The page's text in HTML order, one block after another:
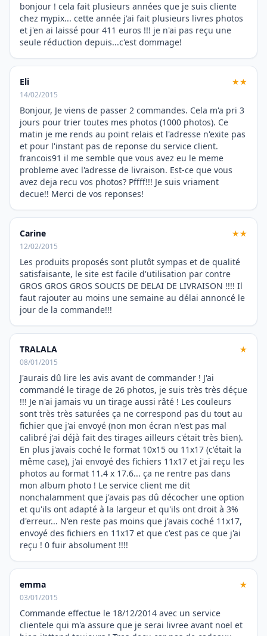
bonjour ! cela fait plusieurs années que je suis cliente
chez mypix... cette année j'ai fait plusieurs livres photos
et j'en ai laissé pour 411 euros !!! je n'ai pas reçu une
seule réduction depuis...c'est dommage!
Eli ★★
14/02/2015
Bonjour, Je viens de passer 2 commandes. Cela m'a pri 3
jours pour trier toutes mes photos (1000 photos). Ce
matin je me rends au point relais et l'adresse n'exite pas
et pour l'instant pas de reponse du service client.
francois91 il me semble que vous avez eu le meme
probleme avec l'adresse de livraison. Est-ce que vous
avez deja recu vos photos? Pffff!!! Je suis vriament
decue!! Merci de vos reponses!
Carine ★★
12/02/2015
Les produits proposés sont plutôt sympas et de qualité
satisfaisante, le site est facile d'utilisation par contre
GROS GROS GROS SOUCIS DE DELAI DE LIVRAISON !!!! Il
faut rajouter au moins une semaine au délai annoncé le
jour de la commande!!!
TRALALA ★
08/01/2015
J'aurais dû lire les avis avant de commander ! J'ai
commandé le tirage de 26 photos, je suis très très déçue
!!! Je n'ai jamais vu un tirage aussi râté ! Les couleurs
sont très très saturées ça ne correspond pas du tout au
fichier que j'ai envoyé (non mon écran n'est pas mal
calibré j'ai déjà fait des tirages ailleurs c'était très bien).
En plus j'avais coché le format 10x15 ou 11x17 (c'était la
même case), j'ai envoyé des fichiers 11x17 et j'ai reçu les
photos au format 11.4 x 17.6... ça ne rentre pas dans
mon album photo ! Le service client me dit
nonchalamment que j'avais pas dû décocher une option
et qu'ils ont adapté à la largeur et qu'ils ont droit à 3%
d'erreur... N'en reste pas moins que j'avais coché 11x17,
envoyé des fichiers en 11x17 et que c'est pas ce que j'ai
reçu ! 0 fuir absolument !!!!
emma ★
03/01/2015
Commande effectue le 18/12/2014 avec un service
clientele qui m'a assure que je serai livree avant noel et